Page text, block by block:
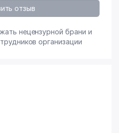
отзыв
нецензурной брани и
организации